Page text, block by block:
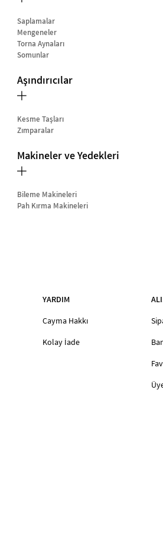
Saplamalar
Mengeneler
Torna Aynaları
Somunlar
Aşındırıcılar
Kesme Taşları
Zımparalar
Makineler ve Yedekleri
Bileme Makineleri
Pah Kırma Makineleri
YARDIM
Cayma Hakkı
Kolay İade